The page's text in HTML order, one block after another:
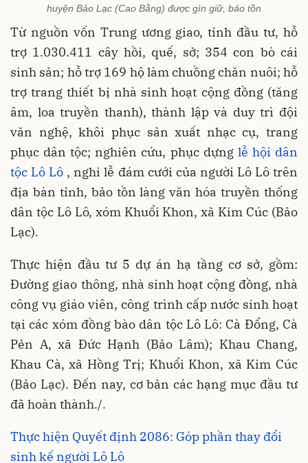
huyện Bảo Lạc (Cao Bằng) được gìn giữ, bảo tồn
Từ nguồn vốn Trung ương giao, tỉnh đầu tư, hỗ
trợ 1.030.411 cây hồi, quế, sở; 354 con bò cái
sinh sản; hỗ trợ 169 hộ làm chuồng chăn nuôi; hỗ
trợ trang thiết bị nhà sinh hoạt cộng đồng (tăng
âm, loa truyền thanh), thành lập và duy trì đội
văn nghệ, khôi phục sản xuất nhạc cụ, trang
phục dân tộc; nghiên cứu, phục dựng lễ hội dân
tộc Lô Lô , nghi lễ đám cưới của người Lô Lô trên
địa bàn tỉnh, bảo tồn làng văn hóa truyền thống
dân tộc Lô Lô, xóm Khuổi Khon, xã Kim Cúc (Bảo
Lạc).
Thực hiện đầu tư 5 dự án hạ tầng cơ sở, gồm:
Đường giao thông, nhà sinh hoạt cộng đồng, nhà
công vụ giáo viên, công trình cấp nước sinh hoạt
tại các xóm đồng bào dân tộc Lô Lô: Cà Đổng, Cà
Pẻn A, xã Đức Hạnh (Bảo Lâm); Khau Chang,
Khau Cà, xã Hồng Trị; Khuổi Khon, xã Kim Cúc
(Bảo Lạc). Đến nay, cơ bản các hạng mục đầu tư
đã hoàn thành./.
Thực hiện Quyết định 2086: Góp phần thay đổi
sinh kế người Lô Lô